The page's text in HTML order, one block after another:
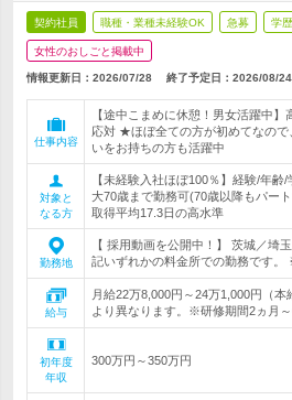
契約社員 職種・業種未経験OK 急募 学
女性のおしごと掲載中
情報更新日：2026/07/28 終了予定日： 2026/08/24
仕事内容
【途中こまめに休憩！男女活躍中】
応対 ★ほぼ全ての方が初めてなの
いをお持ちの方も活躍中
対象と
なる方
【未経験入社ほぼ100％】経験/年
大70歳まで勤務可(70歳以降もパー
取得平均17.3日の高水準
勤務地
【 採用動画を公開中！】 茨城／埼
記いずれかの料金所での勤務です。
給与
月給22万8,000円～24万1,000円（
より異なります。※研修期間2ヵ月
初年度
年収
300万円～350万円